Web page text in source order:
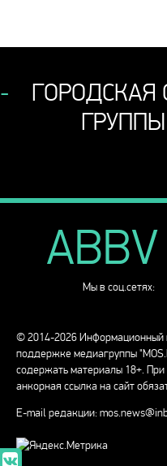
ГОРОДСКАЯ
ГРУППЫ
ABBV
Мы в соц.сетях:
© 2014-2026 Информационный
поддержке медиагруппы
содержать материалы 18+.
анкорная ссылка на сайт
E-mail редакции: